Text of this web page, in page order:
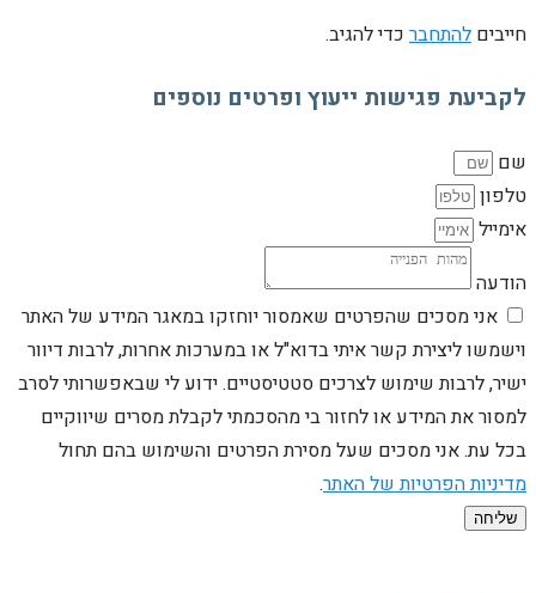
חייבים להתחבר כדי להגיב.
לקביעת פגישות ייעוץ ופרטים נוספים
שם
טלפון
אימייל
הודעה
אני מסכים שהפרטים שאמסור יוחזקו במאגר המידע של האתר
וישמשו ליצירת קשר איתי בדוא"ל או במערכות אחרות, לרבות דיוור
ישיר, לרבות שימוש לצרכים סטטיסטיים. ידוע לי שבאפשרותי לסרב
למסור את המידע או לחזור בי מהסכמתי לקבלת מסרים שיווקיים
בכל עת. אני מסכים שעל מסירת הפרטים והשימוש בהם תחול
מדיניות הפרטיות של האתר.
שליחה